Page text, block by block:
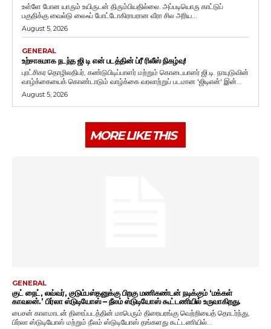
உள்ளே போன யாரும் உயிருடன் திரும்பியதில்லை. அப்படியொரு காட்டுப்
பகுதிக்கு வைல்டு லைஃப் போட்டோகிராபரான வீரா சில அரிய...
August 5, 2026
GENERAL
உற்சாகமாக நடந்த ஜி டி என் படத்தின் ப்ரீ ரிலீஸ் நிகழ்வு!
புரட்சிகர தொழிலதிபர், கண்டுபிடிப்பாளர் மற்றும் கொடையாளர் ஜி.டி. நாயுடுவின்
வாழ்க்கையைக் கொண்டாடும் வாழ்க்கை வரலாற்றுப் படமான 'ஜிடிஎன்' இன்...
August 5, 2026
MORE LIKE THIS
GENERAL
குட் நைட், லவ்வர், குடும்பஸ்தனுக்கு பிறகு மணிகண்டன் நடிக்கும் ‘மக்கள்
காவலன்.’ பிர்லா ஸ்டுடியோஸ் – நீலம் ஸ்டுடியோஸ் கூட்டணியில் உருவாகிறது.
பைசன் காளமாடன் திரைப்படத்தின் மாபெரும் திரையரங்கு வெற்றியைத் தொடர்ந்து,
பிர்லா ஸ்டுடியோஸ் மற்றும் நீலம் ஸ்டுடியோஸ் தங்களது கூட்டணியில்...